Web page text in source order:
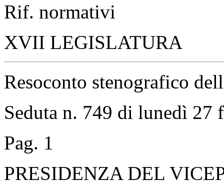
Rif. normativi
XVII LEGISLATURA
Resoconto stenografico
Seduta n. 749 di lunedì 27
Pag. 1
PRESIDENZA DEL